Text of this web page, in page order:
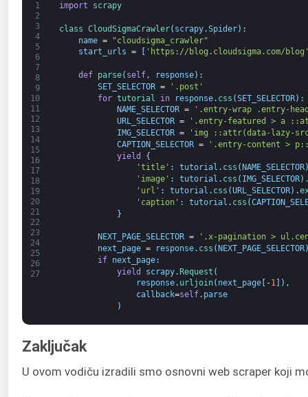
1
2
3
4
5
6
7
8
9
10
11
12
13
14
15
16
17
18
19
20
21
22
23
24
25
26
27
import scrapy
class CloudSigmaCrawler( scrapy.Spider) :
name =
"cloudsigma_crawler"
start_urls = 'https://blog.cloudsigma.com/
def parse( self, response) :
SET_SELECTOR =
'.post'
for tutorial in response. css (SET_SELECTOR) :
NAME_SELECTOR =
'.entry-wrap .entry-
URL_SELECTOR =
'.entry-featured > a
IMG_SELECTOR =
'img ::attr(data-lazy-
CAPTION_SELECTOR =
'.entry-content >
yield
{
'title' : tutorial . css ( NAME_SELECTOR
'image' : tutorial . css ( IMG_SELECTOR)
'url' : tutorial . css (URL_SELECTOR) .
'caption' : tutorial . css (
}
NEXT_PAGE_SELECTOR =
'.x-pagination >
next_page = response. css ( NEXT_PAGE_SELECTOR
if
next_page:
yield
scrapy.Request (
response. urljoin( next_page[ -1] ) ,
callback=self. parse
)
Zaključak
U ovom vodiču izradili smo osnovni web scraper koji